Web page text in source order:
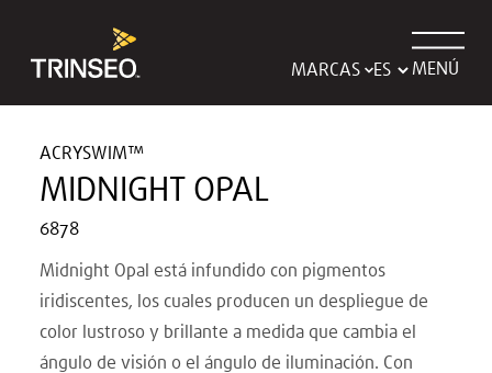
MARCAS MENÚ
ACRYSWIM™
MIDNIGHT OPAL
6878
Midnight Opal está infundido con pigmentos
iridiscentes, los cuales producen un despliegue de
color lustroso y brillante a medida que cambia el
ángulo de visión o el ángulo de iluminación. Con